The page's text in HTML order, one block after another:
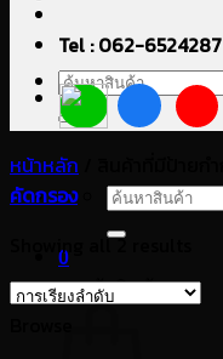
ค้นหา:
ค้นหา:
0
ตะกร้าสินค้า
Tel : 062-6524287
หน้าหลัก
คัดกรอง
Showing all 2 results